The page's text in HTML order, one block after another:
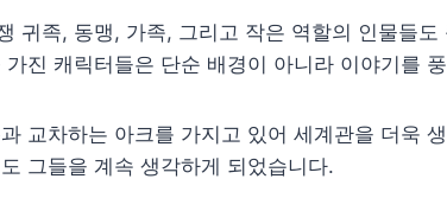
귀족, 동맹, 가족, 그리고 작은 역할의 인물들
진 캐릭터들은 단순 배경이 아니라 이야기를
교차하는 아크를 가지고 있어 세계관을 더욱
그들을 계속 생각하게 되었습니다.